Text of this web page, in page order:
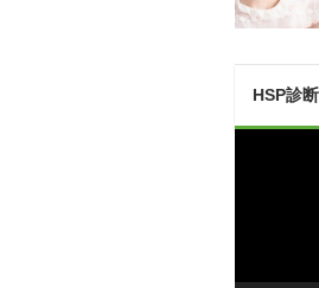
HSP診